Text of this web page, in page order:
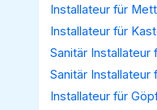
Installateur für
Installateur für
Sanitär Installateur
Sanitär Installateur
Installateur für